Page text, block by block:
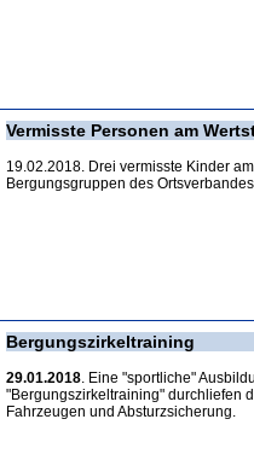
Vermisste Personen am
19.02.2018. Drei vermisste Kinder
Bergungsgruppen des
Bergungszirkeltraining
29.01.2018. Eine "sportliche"
"Bergungszirkeltraining" durchliefen
Fahrzeugen und Absturzsicherung.